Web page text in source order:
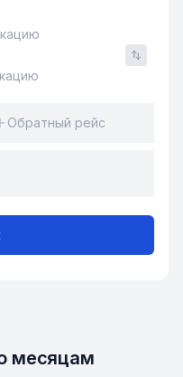
Обратный рейс
месяцам